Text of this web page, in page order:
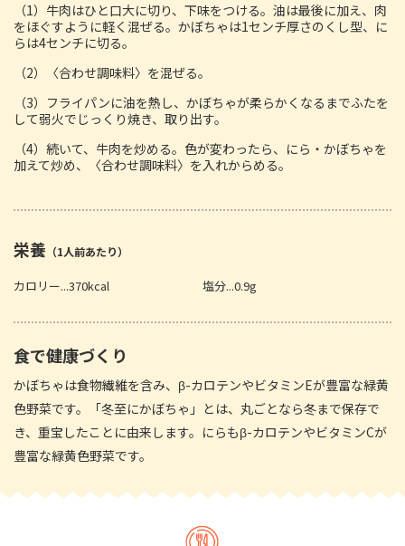
（1）牛肉はひと口大に切り、下味をつける。油は最後に加え、肉
をほぐすように軽く混ぜる。かぼちゃは1センチ厚さのくし型、に
らは4センチに切る。
（2）〈合わせ調味料〉を混ぜる。
（3）フライパンに油を熱し、かぼちゃが柔らかくなるまでふたを
して弱火でじっくり焼き、取り出す。
（4）続いて、牛肉を炒める。色が変わったら、にら・かぼちゃを
加えて炒め、〈合わせ調味料〉を入れからめる。
栄養 （1人前あたり）
カロリー...370kcal 塩分...0.9g
食で健康づくり
かぼちゃは食物繊維を含み、β-カロテンやビタミンEが豊富な緑黄
色野菜です。「冬至にかぼちゃ」とは、丸ごとなら冬まで保存で
き、重宝したことに由来します。にらもβ-カロテンやビタミンCが
豊富な緑黄色野菜です。